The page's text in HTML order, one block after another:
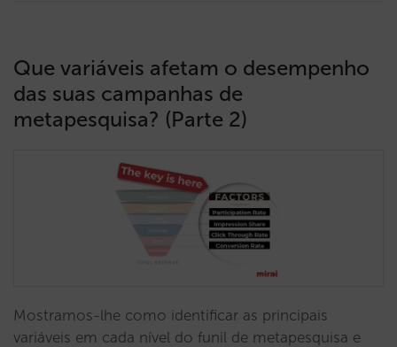
Que variáveis afetam o desempenho
das suas campanhas de
metapesquisa? (Parte 2)
Mostramos-lhe como identificar as principais
variáveis em cada nível do funil de metapesquisa e